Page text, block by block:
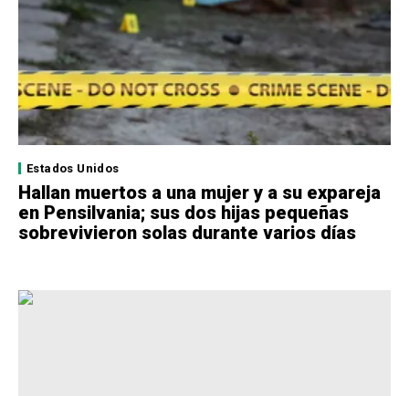
Estados Unidos
Hallan muertos a una mujer y a su expareja
en Pensilvania; sus dos hijas pequeñas
sobrevivieron solas durante varios días